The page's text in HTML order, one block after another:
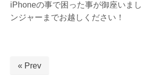
iPhoneの事で困った事が御座いま
ンジャーまでお越しください！
« Prev